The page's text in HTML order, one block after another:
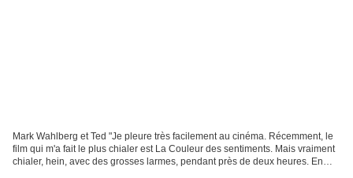
Mark Wahlberg et Ted "Je pleure très facilement au cinéma. Récemment, le
film qui m'a fait le plus chialer est La Couleur des sentiments. Mais vraiment
chialer, hein, avec des grosses larmes, pendant près de deux heures. En